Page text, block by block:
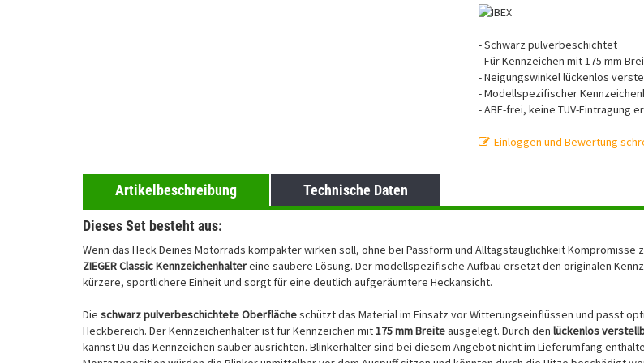
- Schwarz pulverbeschichtet
- Für Kennzeichen mit 175 mm
- Neigungswinkel lückenlos
-Modellspezifischer
- ABE-frei, keine TÜV-Eintragung
Einloggen und Bewertung
Artikelbeschreibung Technische Daten
Dieses Set besteht aus:
Wenn das Heck Deines Motorrads kompakter wirken soll, ohne bei Passform und Alltagstauglichkeit Kompromisse
ZIEGER Classic Kennzeichenhaltereine saubere Lösung. Der modellspezifische Aufbau ersetzt den originalen
kürzere, sportlichere Einheit und sorgt für eine deutlich aufgeräumtere Heckansicht.
Die schwarz pulverbeschichtete Oberflächeschützt das Material im Einsatz vor Witterungseinflüssen und passt
Heckbereich. Der Kennzeichenhalter ist für Kennzeichen mit175 mm Breiteausgelegt. Durch den lückenlos
kannst Du das Kennzeichen sauber ausrichten. Blinkerhalter sind bei diesem Angebot nicht im Lieferumfang